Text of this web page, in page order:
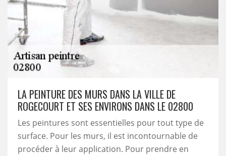
LA PEINTURE DES MURS DANS LA VILLE DE
ROGECOURT ET SES ENVIRONS DANS LE 02800
Les peintures sont essentielles pour tout type de
surface. Pour les murs, il est incontournable de
procéder à leur application. Pour prendre en